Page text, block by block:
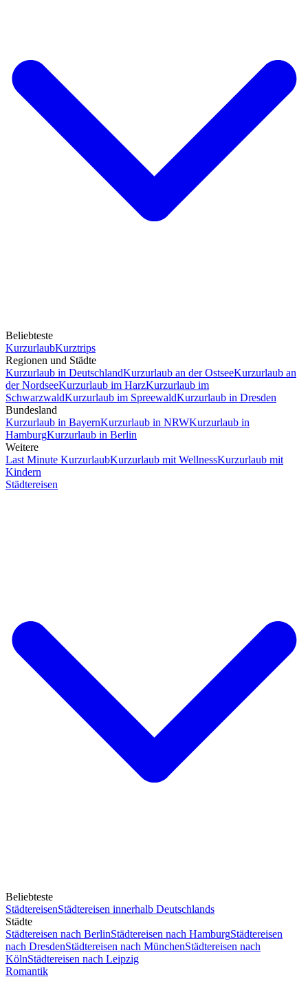
Beliebteste
KurzurlaubKurztrips
Regionen und Städte
Kurzurlaub in DeutschlandKurzurlaub an der OstseeKurzurlaub an
der NordseeKurzurlaub im HarzKurzurlaub im
SchwarzwaldKurzurlaub im SpreewaldKurzurlaub in Dresden
Bundesland
Kurzurlaub in BayernKurzurlaub in NRWKurzurlaub in
HamburgKurzurlaub in Berlin
Weitere
Last Minute KurzurlaubKurzurlaub mit WellnessKurzurlaub mit
Kindern
Städtereisen
Beliebteste
StädtereisenStädtereisen innerhalb Deutschlands
Städte
Städtereisen nach BerlinStädtereisen nach HamburgStädtereisen
nach DresdenStädtereisen nach MünchenStädtereisen nach
KölnStädtereisen nach Leipzig
Romantik